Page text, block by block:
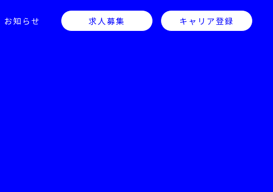
お知らせ 求人募集 キャリア登録